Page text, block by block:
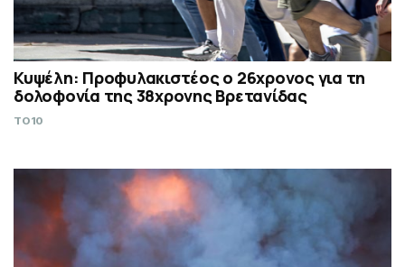
Κυψέλη: Προφυλακιστέος ο 26χρονος για τη
δολοφονία της 38χρονης Βρετανίδας
TO10